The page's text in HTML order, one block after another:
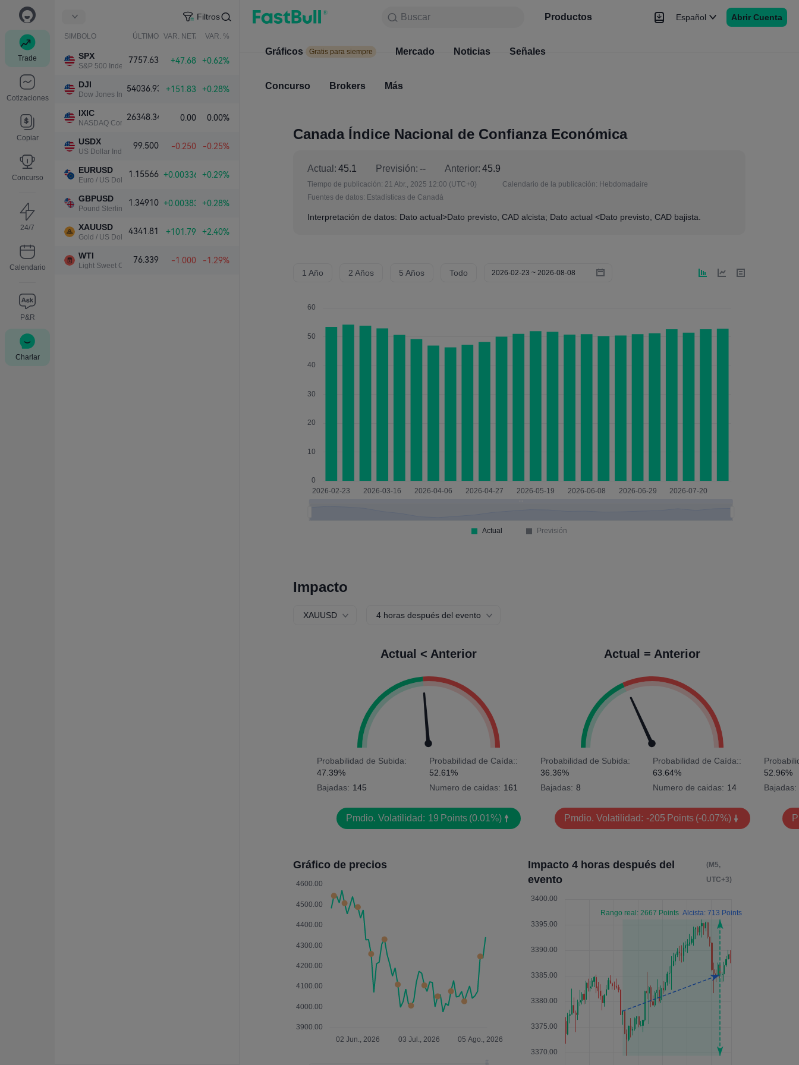
Trade
Cotizaciones
Copiar
Concurso
24/7
Calendario
P&R
Charlar
Filtros
SIMBOLO ÚLTIMO VAR. NETA VAR. %
SPX
S&P 500 Index
7757.63 +47.68 +0.62%
DJI
Dow Jones Industrial Average
54036.93 +151.83 +0.28%
IXIC
NASDAQ Composite Index
26348.34 0.00 0.00%
USDX
US Dollar Index
99.500 -0.250 -0.25%
EURUSD
Euro / US Dollar
1.15566 +0.00336 +0.29%
GBPUSD
Pound Sterling / US Dollar
1.34910 +0.00383 +0.28%
XAUUSD
Gold / US Dollar
4341.81 +101.79 +2.40%
WTI
Light Sweet Crude Oil
76.339 -1.000 -1.29%
Buscar Productos
Gráficos Gratis para siempre Mercado Noticias
Español Abrir Cuenta
Buscar
Productos
Gráficos Gratis para siempre Mercado Noticias Señales
Concurso Brokers Más
Canada Índice Nacional de Confianza Económica
Actual: 45.1 Previsión: -- Anterior: 45.9
Tiempo de publicación: 21 Abr., 2025 12:00 (UTC+0) Calendario de la publicación: Hebdomadaire
Fuentes de datos: Estadísticas de Canadá
Interpretación de datos: Dato actual>Dato previsto, CAD alcista; Dato actual <Dato previsto, CAD bajista.
1 Año 2 Años 5 Años Todo
Impacto
XAUUSD 4 horas después del evento
Actual < Anterior
Probabilidad de Subida:
47.39%
Bajadas: 145
Probabilidad de Caída::
52.61%
Numero de caidas: 161
Pmdio. Volatilidad: 19 Points (0.01%)
Actual = Anterior
Probabilidad de Subida:
36.36%
Bajadas: 8
Probabilidad de Caída::
63.64%
Numero de caidas: 14
Pmdio. Volatilidad: -205 Points (-0.07%)
52.96%
Bajadas:
Gráfico de precios
Impacto 4 horas después del
evento
(M5,
UTC+3)